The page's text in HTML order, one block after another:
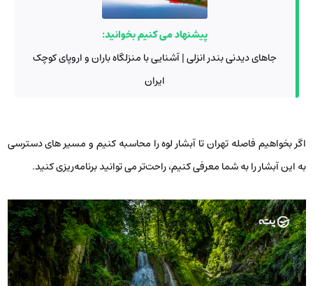
پیشنهاد می کنیم بخوانید:
جاهای دیدنی بندر انزلی | آشنایی با منزلگاه باران و اروپای کوچک
ایران
اگر بخواهیم فاصله تهران تا آبشار لوه را محاسبه کنیم و مسیر های دسترسی
به این آبشار را به شما معرفی کنیم، راحت‌تر می ‌توانید برنامه‌ریزی کنید.